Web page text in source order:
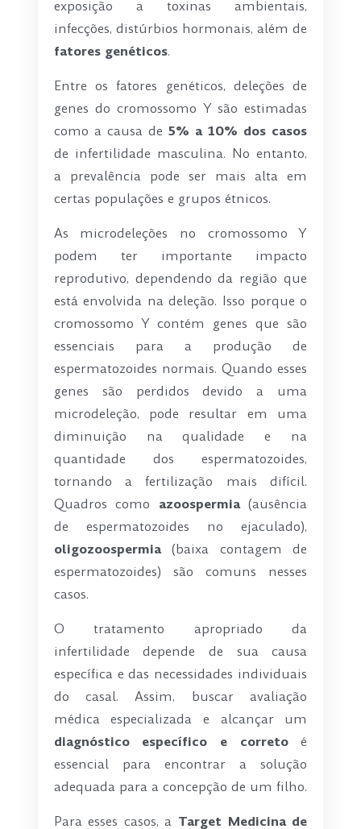
exposição a toxinas ambientais,
infecções, distúrbios hormonais, além de
fatores genéticos.
Entre os fatores genéticos, deleções de
genes do cromossomo Y são estimadas
como a causa de 5% a 10% dos casos
de infertilidade masculina. No entanto,
a prevalência pode ser mais alta em
certas populações e grupos étnicos.
As microdeleções no cromossomo Y
podem ter importante impacto
reprodutivo, dependendo da região que
está envolvida na deleção. Isso porque o
cromossomo Y contém genes que são
essenciais para a produção de
espermatozoides normais. Quando esses
genes são perdidos devido a uma
microdeleção, pode resultar em uma
diminuição na qualidade e na
quantidade dos espermatozoides,
tornando a fertilização mais difícil.
Quadros como azoospermia(ausência
de espermatozoides no ejaculado),
oligozoospermia(baixa contagem de
espermatozoides) são comuns nesses
casos.
O tratamento apropriado da
infertilidade depende de sua causa
específica e das necessidades individuais
do casal. Assim, buscar avaliação
médica especializada e alcançar um
diagnóstico específico e corretoé
essencial para encontrar a solução
adequada para a concepção de um filho.
Para esses casos, a Target Medicina de